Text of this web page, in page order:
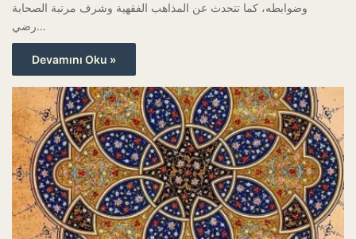
وضوابطه، كما تتحدث عن المذاهب الفقهية وشرف مرتبة الصحابة
رضي…
Devamını Oku »